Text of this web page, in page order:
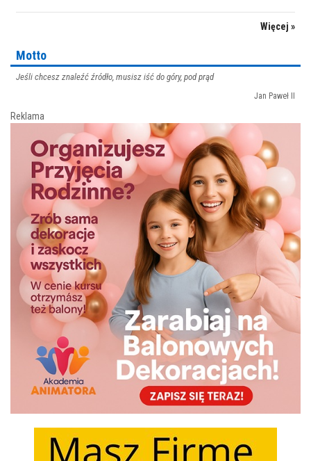
Więcej »
Motto
Jeśli chcesz znaleźć źródło, musisz iść do góry, pod prąd
Jan Paweł II
Reklama